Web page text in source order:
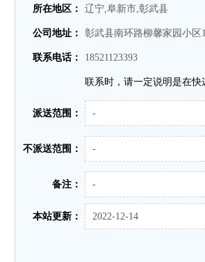
所在地区： 辽宁,阜新市,彰武县
公司地址： 彰武县南环路柳馨家园小区
联系电话： 18521123393
联系时，请一定说明是在快
派送范围： -
不派送范围： -
备注： -
本站更新： 2022-12-14